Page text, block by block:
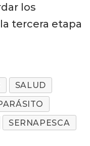
los
tercera etapa
SALUD
SERNAPESCA